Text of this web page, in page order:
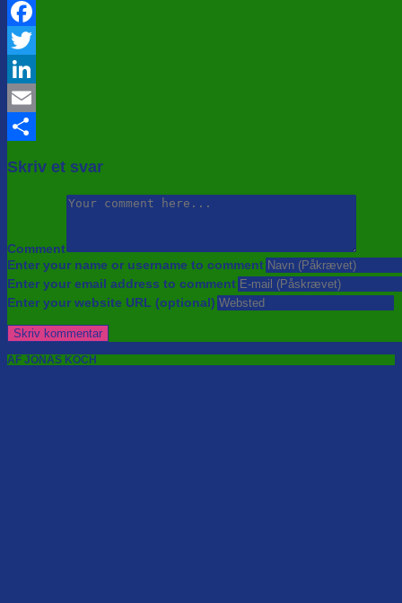
Facebook
Twitter
LinkedIn
Email
Skriv et svar
Comment
Enter your name or username to comment
Enter your email address to comment
Enter your website URL (optional)
AF JONAS KOCH